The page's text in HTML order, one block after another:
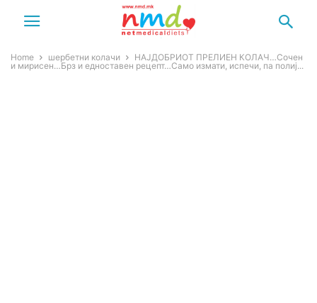
Home шербетни колачи
НАЈДОБРИОТ ПРЕЛИЕН КОЛАЧ…Сочен
и мирисен…Брз и едноставен рецепт…Само измати, испечи, па полиј...